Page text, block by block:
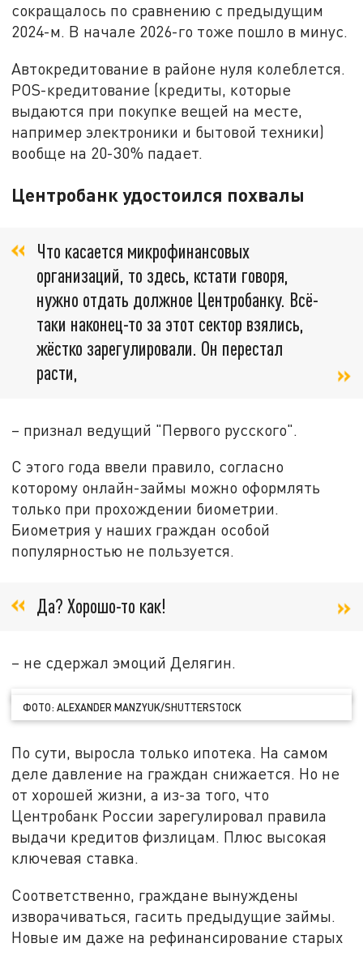
сокращалось по сравнению с предыдущим
2024-м. В начале 2026-го тоже пошло в минус.
Автокредитование в районе нуля колеблется.
POS-кредитование (кредиты, которые
выдаются при покупке вещей на месте,
например электроники и бытовой техники)
вообще на 20-30% падает.
Центробанк удостоился похвалы
Что касается микрофинансовых
организаций, то здесь, кстати говоря,
нужно отдать должное Центробанку. Всё-
таки наконец-то за этот сектор взялись,
жёстко зарегулировали. Он перестал
расти,
– признал ведущий "Первого русского".
С этого года ввели правило, согласно
которому онлайн-займы можно оформлять
только при прохождении биометрии.
Биометрия у наших граждан особой
популярностью не пользуется.
Да? Хорошо-то как!
– не сдержал эмоций Делягин.
ФОТО: ALEXANDER MANZYUK/SHUTTERSTOCK
По сути, выросла только ипотека. На самом
деле давление на граждан снижается. Но не
от хорошей жизни, а из-за того, что
Центробанк России зарегулировал правила
выдачи кредитов физлицам. Плюс высокая
ключевая ставка.
Соответственно, граждане вынуждены
изворачиваться, гасить предыдущие займы.
Новые им даже на рефинансирование старых